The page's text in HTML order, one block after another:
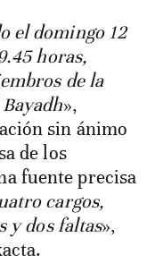
el domingo 12
horas,
de la
»,
sin ánimo
de los
fuente precisa
cargos,
y dos faltas»,